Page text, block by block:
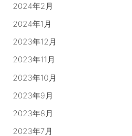
2024年2月
2024年1月
2023年12月
2023年11月
2023年10月
2023年9月
2023年8月
2023年7月